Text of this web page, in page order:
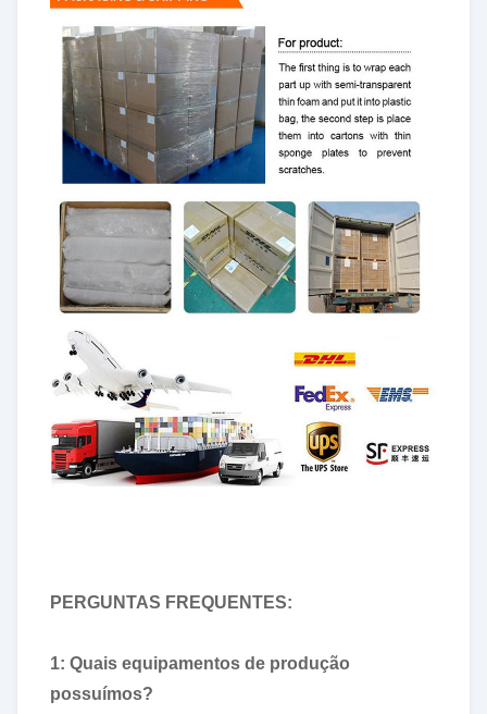
PERGUNTAS FREQUENTES:
1: Quais equipamentos de produção
possuímos?